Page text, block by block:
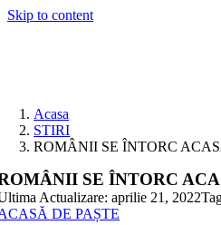
Skip to content
Acasa
STIRI
ROMÂNII SE ÎNTORC
SE ÎNTORC
Actualizare: aprilie 21, 2022
DE PAȘTE